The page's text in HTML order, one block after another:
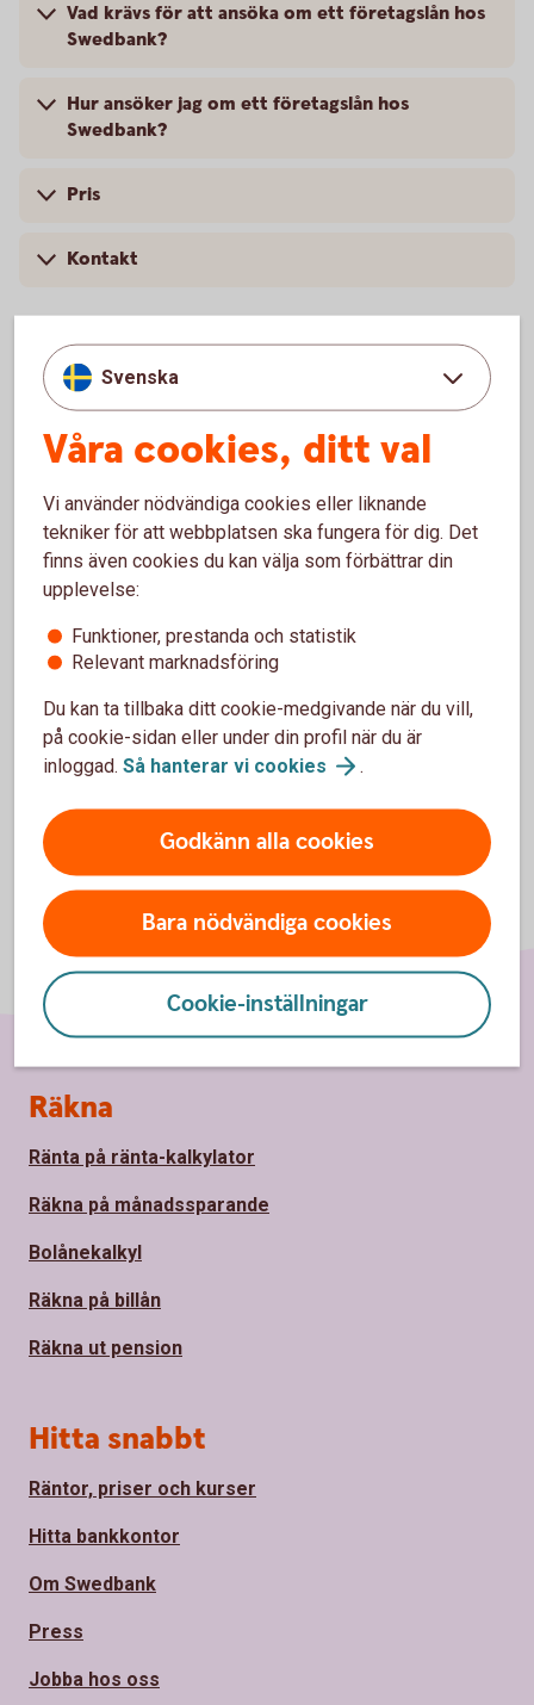
Vad krävs för att ansöka om ett företagslån hos
Swedbank?
Hur ansöker jag om ett företagslån hos
Swedbank?
Pris
Kontakt
Fler företagslån
Fastighetslån i SwedbankHypotek
För att se detta innehåll behöver du först
och statistik.
Inställningar för cookies
Svenska
Våra cookies, ditt val
Vi använder nödvändiga cookies eller liknande
tekniker för att webbplatsen ska fungera för dig. Det
finns även cookies du kan välja som förbättrar din
upplevelse:
Funktioner, prestanda och statistik
Relevant marknadsföring
Du kan ta tillbaka ditt cookie-medgivande när du vill,
på cookie-sidan eller under din profil när du är
inloggad. Så hanterar vi cookies .
Godkänn alla cookies
Bara nödvändiga cookies
Cookie-inställningar
Sidfot
Räkna
Ränta på ränta-kalkylator
Räkna på månadssparande
Bolånekalkyl
Räkna på billån
Räkna ut pension
Hitta snabbt
Räntor, priser och kurser
Hitta bankkontor
Om Swedbank
Press
Jobba hos oss